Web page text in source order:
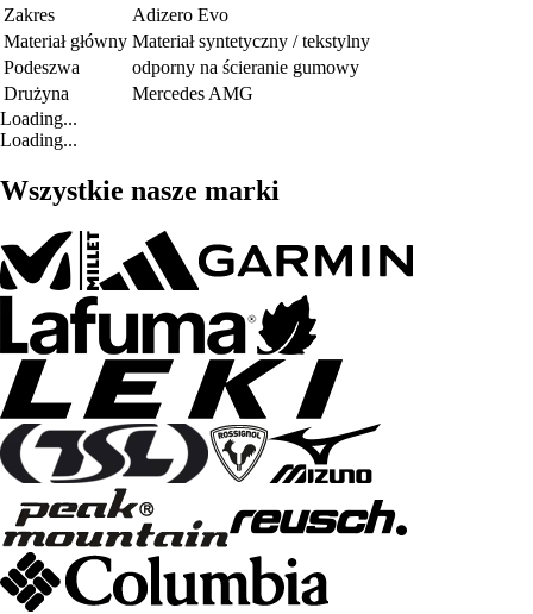
Zakres
Adizero Evo
Materiał główny Materiał syntetyczny / tekstylny
Podeszwa
odporny na ścieranie gumowy
Drużyna
Mercedes AMG
Loading...
Loading...
Wszystkie nasze marki